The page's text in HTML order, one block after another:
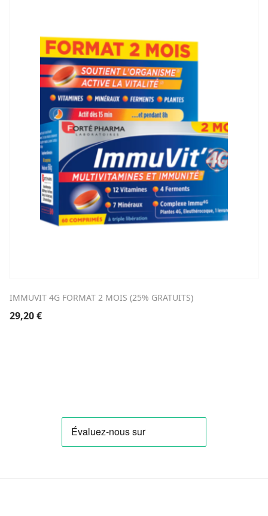
IMMUVIT 4G FORMAT 2 MOIS (25% GRATUITS)
29,20€